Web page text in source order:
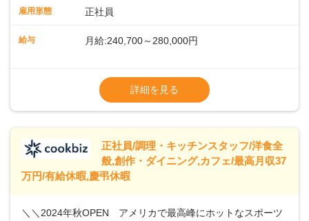
楽しい・美味しい瞬間をビールでつなぐことをコンセプト
ら醸造しています。私たちと一緒に、新しいスタートを切り
雇用形態 正社員
給与 月給:240,700～280,000円
▼給与改定（年1回)
▼決算賞与（年1回)
【手当】
▼残業手当（固定残業見合手当43,613円～／
残業見合30時間を超えた分は別途支給）
▼交通費支給（上限月10万円)
詳細を見る
正社員/調理・キッチンスタッフ/洋食全
般,創作・ダイニング,カフェ/最高月収37
万円/有給休暇,慶弔休暇
＼＼2024年秋OPEN アメリカで最高峰にホットなスポーツ